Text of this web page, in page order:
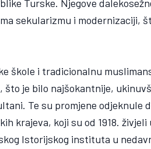
Turske. Njegove
sekularizmu i modernizaciji,
škole i tradicionalnu
što je bilo najšokantnije,
Te su promjene odjeknule
krajeva, koji su od 1918. živjeli
Istorijskog instituta u